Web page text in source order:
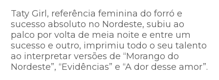
Taty Girl, referência feminina do forró e
sucesso absoluto no Nordeste, subiu ao
palco por volta de meia noite e entre um
sucesso e outro, imprimiu todo o seu talento
ao interpretar versões de “Morango do
Nordeste”, “Evidências” e “A dor desse amor”.